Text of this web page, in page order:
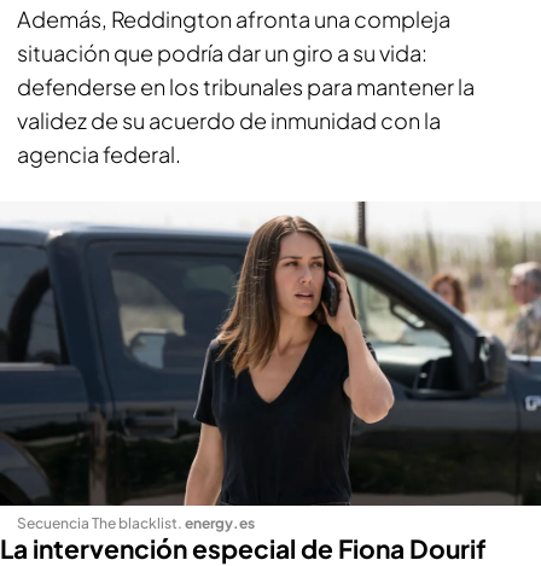
Además, Reddington afronta una compleja
situación que podría dar un giro a su vida:
defenderse en los tribunales para mantener la
validez de su acuerdo de inmunidad con la
agencia federal.
Secuencia The blacklist. energy.es
La intervención especial de Fiona Dourif